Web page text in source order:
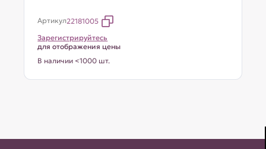
Артикул22181005
Зарегистрируйтесь
для отображения цены
В наличии <1000 шт.